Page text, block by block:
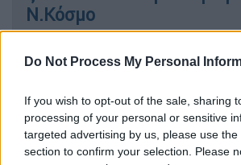
Do Not Process My Personal
If you wish to opt-out of the sale, sharing
processing of your personal or sensitive
targeted advertising by us, please use
section to confirm your selection. Please
Ν.Κόσμο
Το χρονικό
Ο ενάγων είναι 55χρονος
και, το 2015, επισκέφθηκε το